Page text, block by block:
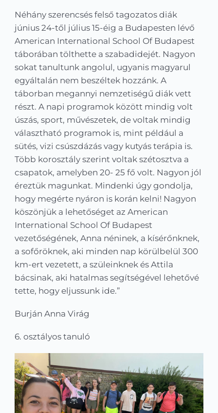
KRÉTA
Néhány szerencsés felső tagozatos diák
június 24-től július 15-éig a Budapesten lévő
American International School Of Budapest
táborában tölthette a szabadidejét. Nagyon
sokat tanultunk angolul, ugyanis magyarul
egyáltalán nem beszéltek hozzánk. A
táborban megannyi nemzetiségű diák vett
részt. A napi programok között mindig volt
úszás, sport, művészetek, de voltak mindig
választható programok is, mint például a
sütés, vizi csúszdázás vagy kutyás terápia is.
Több korosztály szerint voltak szétosztva a
csapatok, amelyben 20- 25 fő volt. Nagyon jól
éreztük magunkat. Mindenki úgy gondolja,
hogy megérte nyáron is korán kelni! Nagyon
köszönjük a lehetőséget az American
International School Of Budapest
vezetőségének, Anna néninek, a kísérőnknek,
a sofőröknek, aki minden nap körülbelül 300
km-ert vezetett, a szüleinknek és Attila
bácsinak, aki hatalmas segítségével lehetővé
tette, hogy eljussunk ide.”
Burján Anna Virág
6. osztályos tanuló